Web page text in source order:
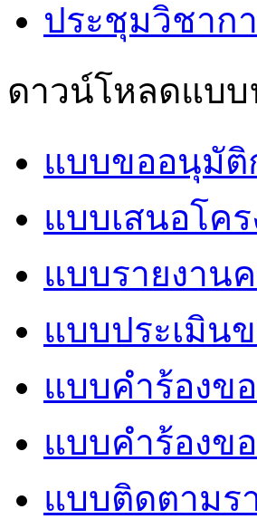
ประชุมวิชาก
ดาวน์โหลดแบบ
แบบขออนุมัติ
แบบเสนอโค
แบบรายงาน
แบบประเมิน
แบบคำร้องข
แบบคำร้องข
แบบติดตามร